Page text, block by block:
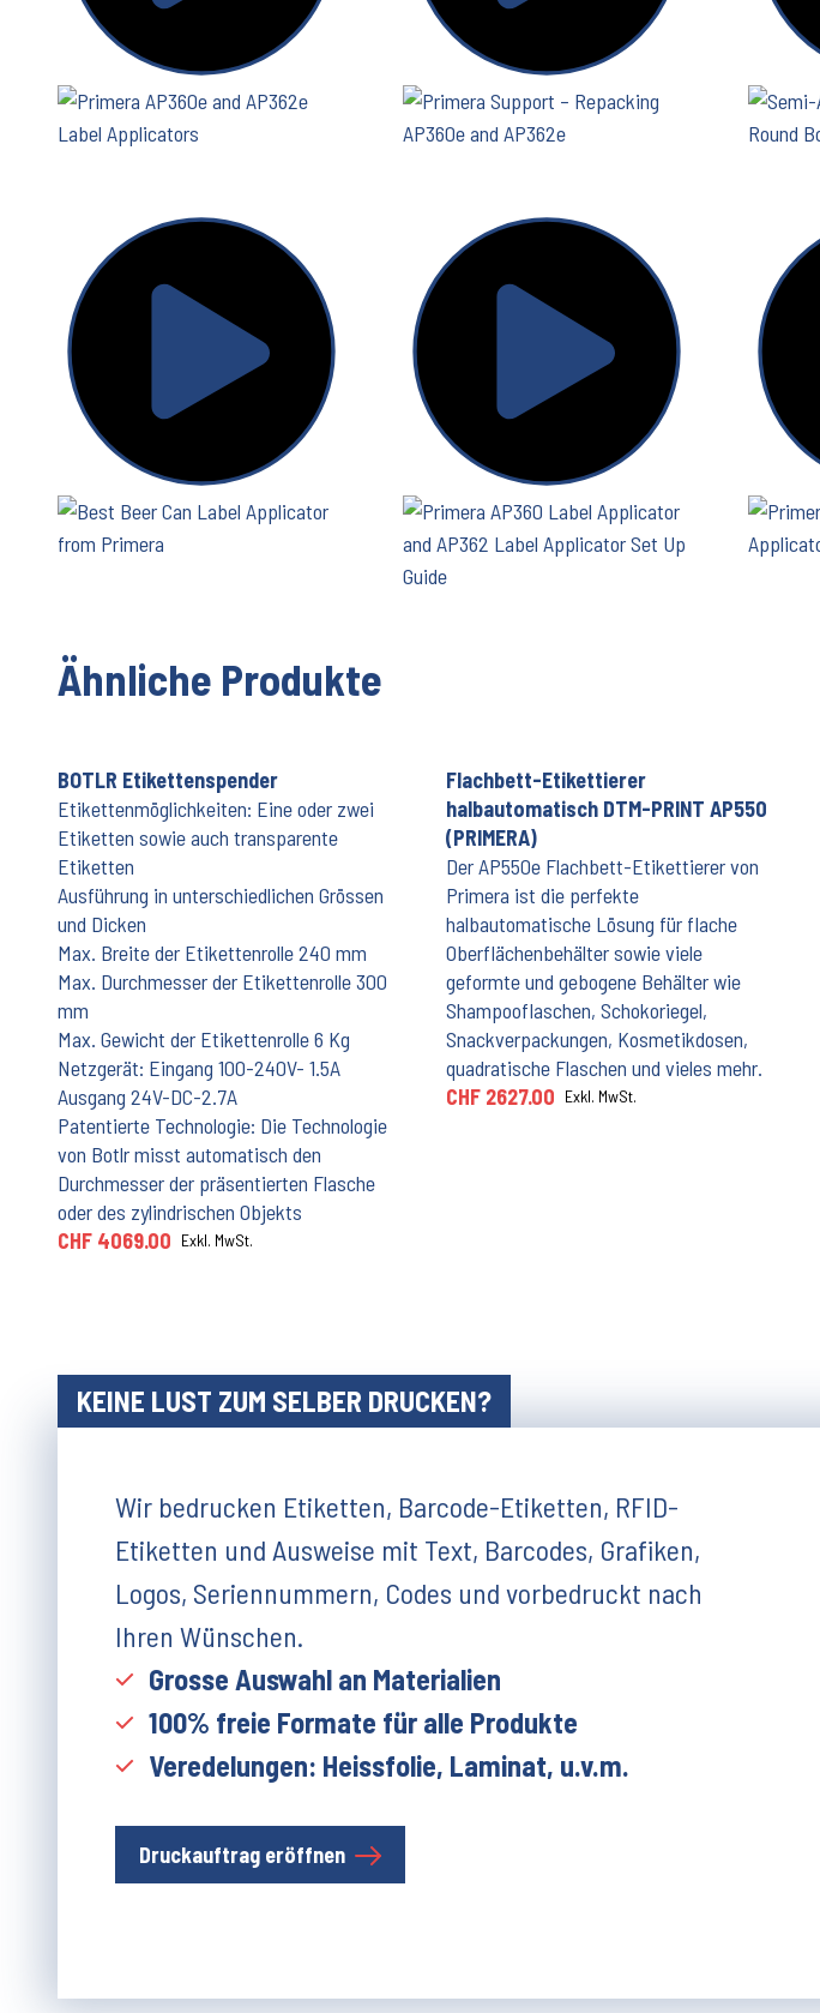
Ähnliche Produkte
BOTLR Etikettenspender
Etikettenmöglichkeiten: Eine oder zwei
Etiketten sowie auch transparente
Etiketten
Ausführung in unterschiedlichen Grössen
und Dicken
Max. Breite der Etikettenrolle 240 mm
Max. Durchmesser der Etikettenrolle 300
mm
Max. Gewicht der Etikettenrolle 6 Kg
Netzgerät: Eingang 100-240V- 1.5A
Ausgang 24V-DC-2.7A
Patentierte Technologie: Die Technologie
von Botlr misst automatisch den
Durchmesser der präsentierten Flasche
oder des zylindrischen Objekts
CHF 4069.00 Exkl. MwSt.
Flachbett-Etikettierer
halbautomatisch DTM-PRINT AP550
(PRIMERA)
Der AP550e Flachbett-Etikettierer von
Primera ist die perfekte
halbautomatische Lösung für flache
Oberflächenbehälter sowie viele
geformte und gebogene Behälter wie
Shampooflaschen, Schokoriegel,
Snackverpackungen, Kosmetikdosen,
quadratische Flaschen und vieles mehr.
CHF 2627.00 Exkl. MwSt.
KEINE LUST ZUM SELBER DRUCKEN?
Wir bedrucken Etiketten, Barcode-Etiketten, RFID-
Etiketten und Ausweise mit Text, Barcodes, Grafiken,
Logos, Seriennummern, Codes und vorbedruckt nach
Ihren Wünschen.
Grosse Auswahl an Materialien
100% freie Formate für alle Produkte
Veredelungen: Heissfolie, Laminat, u.v.m.
Druckauftrag eröffnen